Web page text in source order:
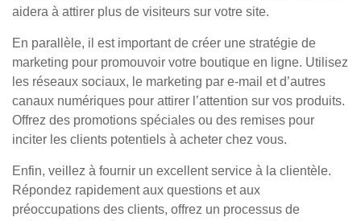
aidera à attirer plus de visiteurs sur votre site.
En parallèle, il est important de créer une stratégie de
marketing pour promouvoir votre boutique en ligne. Utilisez
les réseaux sociaux, le marketing par e-mail et d’autres
canaux numériques pour attirer l’attention sur vos produits.
Offrez des promotions spéciales ou des remises pour
inciter les clients potentiels à acheter chez vous.
Enfin, veillez à fournir un excellent service à la clientèle.
Répondez rapidement aux questions et aux
préoccupations des clients, offrez un processus de